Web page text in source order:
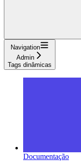
Navigation
Admin
Tags dinâmicas
Documentação